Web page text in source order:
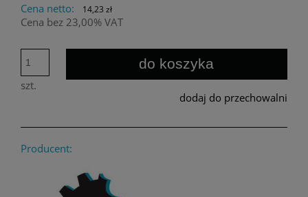
Cena netto:
14,23 zł
Cena bez 23,00% VAT
szt.
do koszyka
dodaj do przechowalni
Producent: